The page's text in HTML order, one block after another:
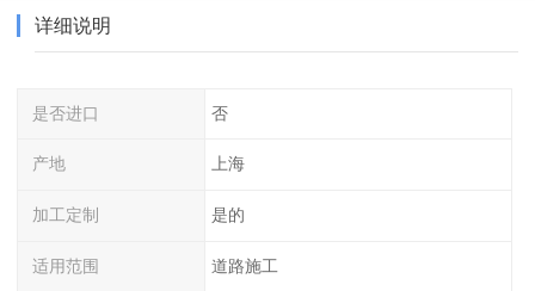
详细说明
是否进口 否
产地 上海
加工定制 是的
适用范围 道路施工